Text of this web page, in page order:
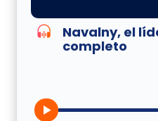
Navalny, el
completo